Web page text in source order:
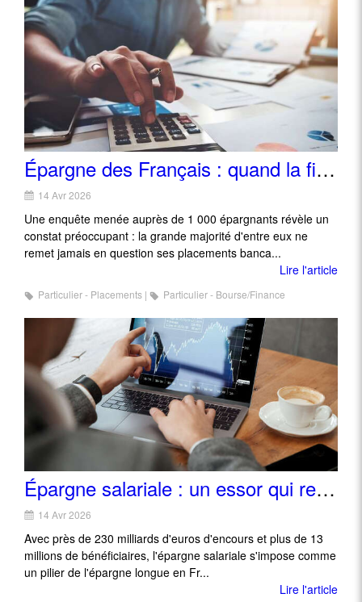
Épargne des Français : quand la fidélité à sa banque coûte cher
14 Avr 2026
Une enquête menée auprès de 1 000 épargnants révèle un
constat préoccupant : la grande majorité d'entre eux ne
remet jamais en question ses placements banca...
Lire l'article
Particulier - Placements Particulier - Bourse/Finance
Épargne salariale : un essor qui reflète les inquiétudes sur la retraite
14 Avr 2026
Avec près de 230 milliards d'euros d'encours et plus de 13
millions de bénéficiaires, l'épargne salariale s'impose comme
un pilier de l'épargne longue en Fr...
Lire l'article